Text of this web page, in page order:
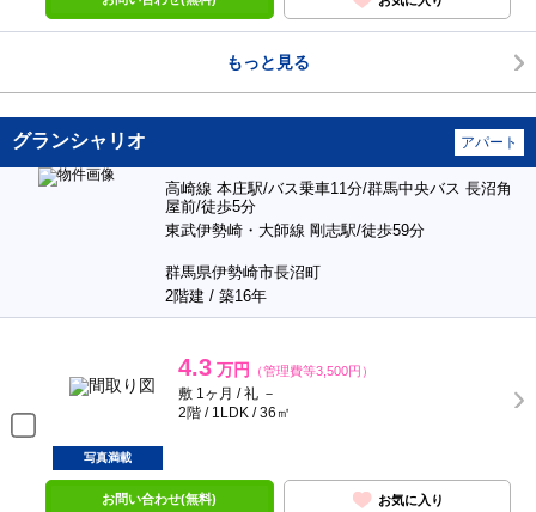
もっと見る
グランシャリオ アパート
高崎線 本庄駅/バス乗車11分/群馬中央バス 長沼角
屋前/徒歩5分
東武伊勢崎・大師線 剛志駅/徒歩59分
群馬県伊勢崎市長沼町
2階建 / 築16年
4.3 万円 （管理費等3,500円）
敷 1ヶ月 / 礼 －
2階 / 1LDK / 36㎡
写真満載
お問い合わせ(無料) お気に入り